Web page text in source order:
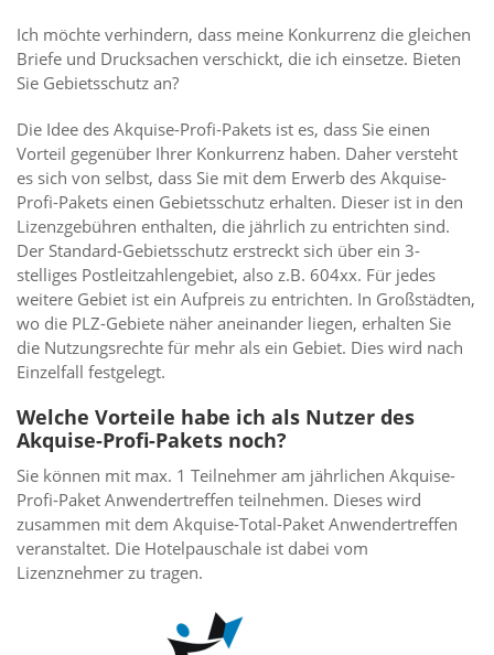
Ich möchte verhindern, dass meine Konkurrenz die gleichen
Briefe und Drucksachen verschickt, die ich einsetze. Bieten
Sie Gebietsschutz an?
Die Idee des Akquise-Profi-Pakets ist es, dass Sie einen
Vorteil gegenüber Ihrer Konkurrenz haben. Daher versteht
es sich von selbst, dass Sie mit dem Erwerb des Akquise-
Profi-Pakets einen Gebietsschutz erhalten. Dieser ist in den
Lizenzgebühren enthalten, die jährlich zu entrichten sind.
Der Standard-Gebietsschutz erstreckt sich über ein 3-
stelliges Postleitzahlengebiet, also z.B. 604xx. Für jedes
weitere Gebiet ist ein Aufpreis zu entrichten. In Großstädten,
wo die PLZ-Gebiete näher aneinander liegen, erhalten Sie
die Nutzungsrechte für mehr als ein Gebiet. Dies wird nach
Einzelfall festgelegt.
Welche Vorteile habe ich als Nutzer des
Akquise-Profi-Pakets noch?
Sie können mit max. 1 Teilnehmer am jährlichen Akquise-
Profi-Paket Anwendertreffen teilnehmen. Dieses wird
zusammen mit dem Akquise-Total-Paket Anwendertreffen
veranstaltet. Die Hotelpauschale ist dabei vom
Lizenznehmer zu tragen.